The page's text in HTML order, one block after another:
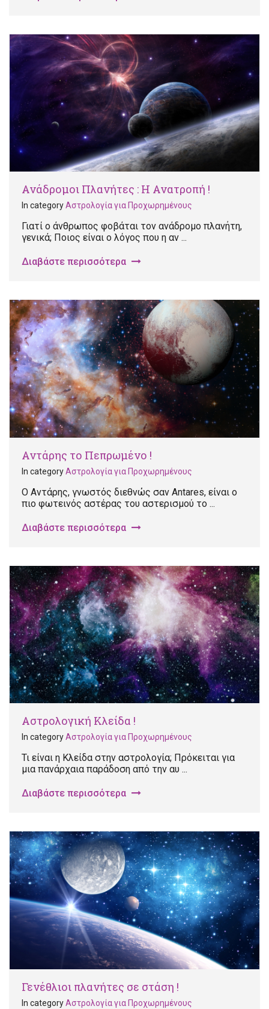
Ανάδρομοι Πλανήτες : Η Ανατροπή !
In categoryΑστρολογία για Προχωρημένους
Γιατί ο άνθρωπος φοβάται τον ανάδρομο πλανήτη,
γενικά; Ποιος είναι ο λόγος που η αν ...
Διαβάστε περισσότερα
Αντάρης το Πεπρωμένο !
In categoryΑστρολογία για Προχωρημένους
Ο Αντάρης, γνωστός διεθνώς σαν Antares, είναι ο
πιο φωτεινός αστέρας του αστερισμού το ...
Διαβάστε περισσότερα
Αστρολογική Κλείδα !
In categoryΑστρολογία για Προχωρημένους
Τι είναι η Κλείδα στην αστρολογία; Πρόκειται για
μια πανάρχαια παράδοση από την αυ ...
Διαβάστε περισσότερα
Γενέθλιοι πλανήτες σε στάση !
In categoryΑστρολογία για Προχωρημένους